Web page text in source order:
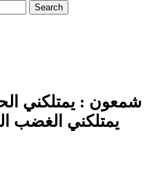
شمعون : يمتلكني
يمتلكني الغضب